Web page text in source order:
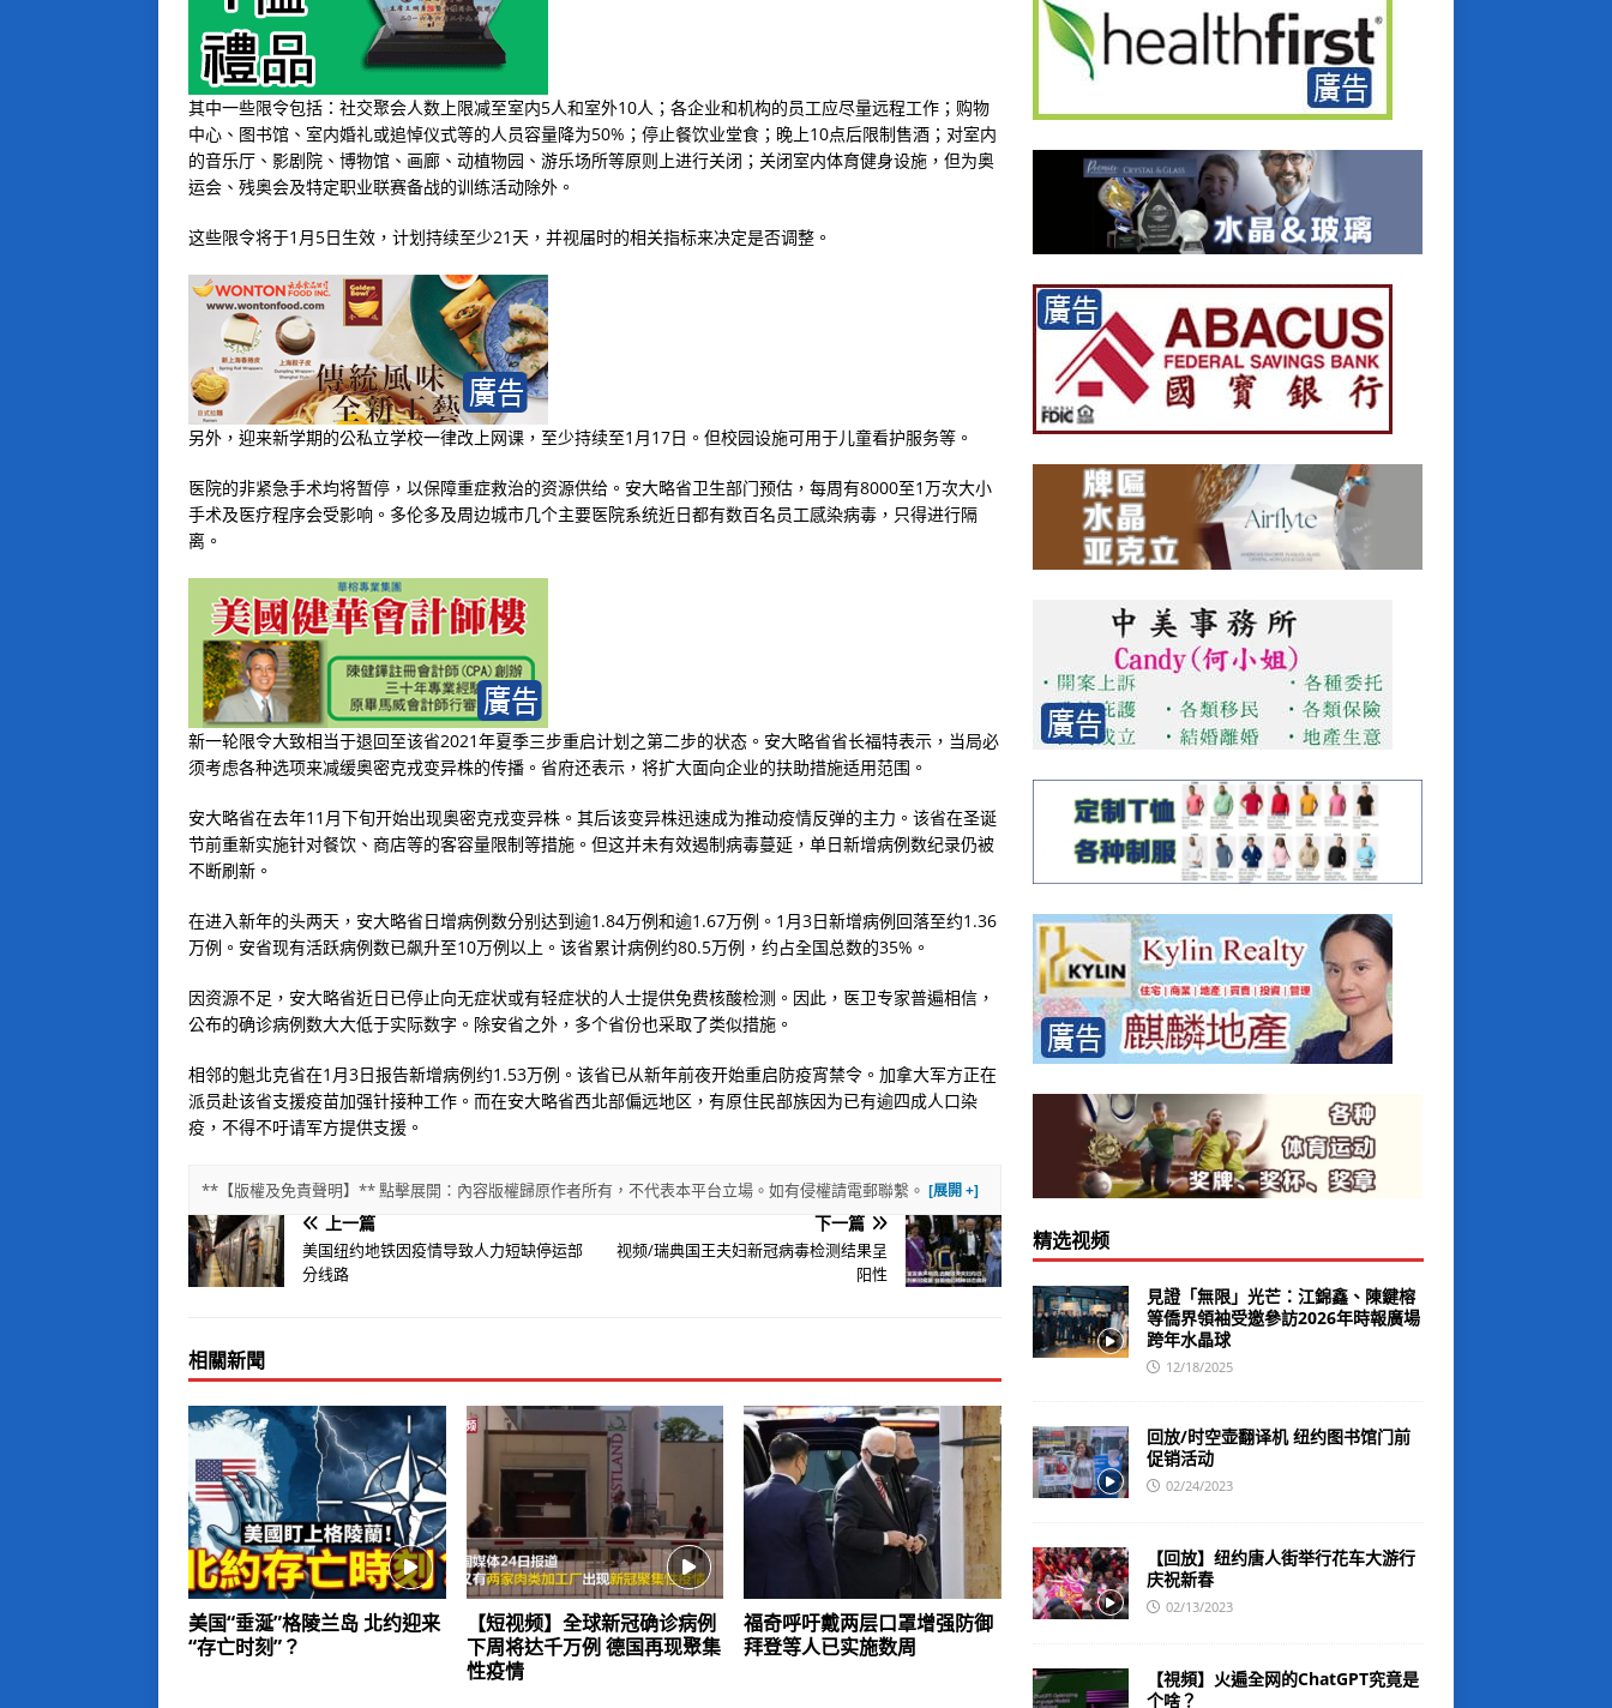
其中一些限令包括：社交聚会人数上限减至室内5人和室外10人；各企业和机构的员工应尽量远程工作；购物
中心、图书馆、室内婚礼或追悼仪式等的人员容量降为50%；停止餐饮业堂食；晚上10点后限制售酒；对室内
的音乐厅、影剧院、博物馆、画廊、动植物园、游乐场所等原则上进行关闭；关闭室内体育健身设施，但为奥
运会、残奥会及特定职业联赛备战的训练活动除外。
这些限令将于1月5日生效，计划持续至少21天，并视届时的相关指标来决定是否调整。
另外，迎来新学期的公私立学校一律改上网课，至少持续至1月17日。但校园设施可用于儿童看护服务等。
医院的非紧急手术均将暂停，以保障重症救治的资源供给。安大略省卫生部门预估，每周有8000至1万次大小
手术及医疗程序会受影响。多伦多及周边城市几个主要医院系统近日都有数百名员工感染病毒，只得进行隔
离。
新一轮限令大致相当于退回至该省2021年夏季三步重启计划之第二步的状态。安大略省省长福特表示，当局必
须考虑各种选项来减缓奥密克戎变异株的传播。省府还表示，将扩大面向企业的扶助措施适用范围。
安大略省在去年11月下旬开始出现奥密克戎变异株。其后该变异株迅速成为推动疫情反弹的主力。该省在圣诞
节前重新实施针对餐饮、商店等的客容量限制等措施。但这并未有效遏制病毒蔓延，单日新增病例数纪录仍被
不断刷新。
在进入新年的头两天，安大略省日增病例数分别达到逾1.84万例和逾1.67万例。1月3日新增病例回落至约1.36
万例。安省现有活跃病例数已飙升至10万例以上。该省累计病例约80.5万例，约占全国总数的35%。
因资源不足，安大略省近日已停止向无症状或有轻症状的人士提供免费核酸检测。因此，医卫专家普遍相信，
公布的确诊病例数大大低于实际数字。除安省之外，多个省份也采取了类似措施。
相邻的魁北克省在1月3日报告新增病例约1.53万例。该省已从新年前夜开始重启防疫宵禁令。加拿大军方正在
派员赴该省支援疫苗加强针接种工作。而在安大略省西北部偏远地区，有原住民部族因为已有逾四成人口染
疫，不得不吁请军方提供支援。
**【版權及免責聲明】** 點擊展開：內容版權歸原作者所有，不代表本平台立場。如有侵權請電郵聯繫。
上一篇
美国纽约地铁因疫情导致人力短缺停运部
分线路
下一篇
视频/瑞典国王夫妇新冠病毒检测结果呈
阳性
相關新聞
美国“垂涎”格陵兰岛 北约迎来
“存亡时刻”？
【短视频】全球新冠确诊病例
下周将达千万例 德国再现聚集
性疫情
福奇呼吁戴两层口罩增强防御
拜登等人已实施数周
精选视频
見證「無限」光芒：江錦鑫、陳鍵榕
等僑界領袖受邀參訪2026年時報廣場
跨年水晶球
12/18/2025
回放/时空壶翻译机 纽约图书馆门前
促销活动
02/24/2023
【回放】纽约唐人街举行花车大游行
庆祝新春
02/13/2023
【視頻】火遍全网的ChatGPT究竟是
个啥？